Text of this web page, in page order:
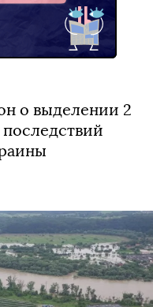
о выделении 2